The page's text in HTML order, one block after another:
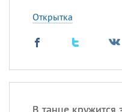
Открытка